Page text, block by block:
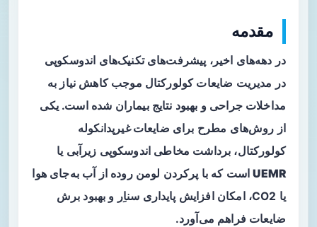
مقدمه
در دهه‌های اخیر، پیشرفت‌های تکنیک‌های اندوسکوپی
در مدیریت ضایعات کولورکتال موجب کاهش نیاز به
مداخلات جراحی و بهبود نتایج بیماران شده است. یکی
از روش‌های مطرح برای ضایعات غیرپدانکوله
کولورکتال، برداشت مخاطی اندوسکوپی زیرآبی یا
UEMRاست که با پرکردن لومن روده از آب به‌جای هوا
یا CO2، امکان افزایش پایداری سناِر و بهبود برش
ضایعات فراهم می‌آورد.